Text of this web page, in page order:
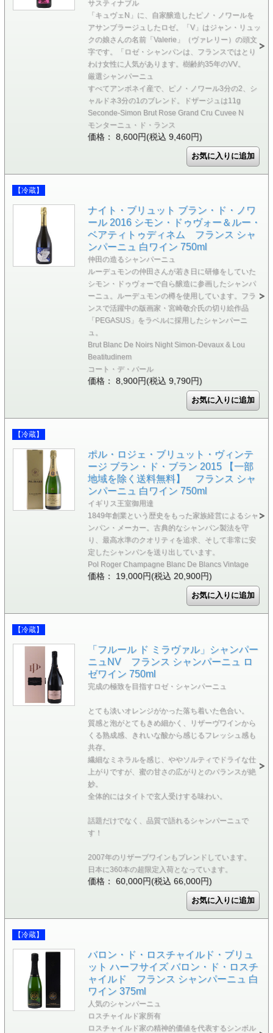
サスティナブル
「キュヴェN」に、自家醸造したピノ・ノワールを
アサンブラージュしたロゼ。「V」はジャン・リュッ
クの娘さんの名前「Valerie」（ヴァレリー）の頭文
字です。「ロゼ・シャンパンは、フランスではとり
わけ女性に人気があります。樹齢約35年のVV。
厳選シャンパーニュ
すべてアンボネイ産で、ピノ・ノワール3分の2、シ
ャルドネ3分の1のブレンド。ドザージュは11g
Seconde-Simon Brut Rose Grand Cru Cuvee N
モンターニュ・ド・ランス
価格： 8,600円(税込 9,460円)
【冷蔵】
ナイト・ブリュット ブラン・ド・ノワ
ール 2016 シモン・ドゥヴォー＆ルー・
ベアティトゥディネム フランス シャ
ンパーニュ 白ワイン 750ml
仲田の造るシャンパーニュ
ルーデュモンの仲田さんが若き日に研修をしていた
シモン・ドゥヴォーで自ら醸造に参画したシャンパ
ーニュ。ルーデュモンの樽を使用しています。フラ
ンスで活躍中の版画家・宮崎敬介氏の切り絵作品
「PEGASUS」をラベルに採用したシャンパーニ
ュ。
Brut Blanc De Noirs Night Simon-Devaux & Lou
Beatitudinem
コート・デ・バール
価格： 8,900円(税込 9,790円)
【冷蔵】
ポル・ロジェ・ブリュット・ヴィンテ
ージ ブラン・ド・ブラン 2015 【一部
地域を除く送料無料】 フランス シャ
ンパーニュ 白ワイン 750ml
イギリス王室御用達
1849年創業という歴史をもった家族経営によるシャ
ンパン・メーカー。古典的なシャンパン製法を守
り、最高水準のクオリティを追求、そして非常に安
定したシャンパンを送り出しています。
Pol Roger Champagne Blanc De Blancs Vintage
価格： 19,000円(税込 20,900円)
【冷蔵】
「フルール ド ミラヴァル」シャンパー
ニュNV フランス シャンパーニュ ロ
ゼワイン 750ml
完成の極致を目指すロゼ・シャンパーニュ
とても淡いオレンジがかった落ち着いた色合い。
質感と泡がとてもきめ細かく、リザーヴワインから
くる熟成感、きれいな酸から感じるフレッシュ感も
共存。
繊細なミネラルを感じ、ややソルティでドライな仕
上がりですが、蜜の甘さの広がりとのバランスが絶
妙。
全体的にはタイトで玄人受けする味わい。
話題だけでなく、品質で語れるシャンパーニュで
す！
2007年のリザーブワインもブレンドしています。
日本に360本の超限定入荷となっています。
価格： 60,000円(税込 66,000円)
【冷蔵】
バロン・ド・ロスチャイルド・ブリュ
ット ハーフサイズ バロン・ド・ロスチ
ャイルド フランス シャンパーニュ 白
ワイン 375ml
人気のシャンパーニュ
ロスチャイルド家所有
ロスチャイルド家の精神的価値を代表するシンボル